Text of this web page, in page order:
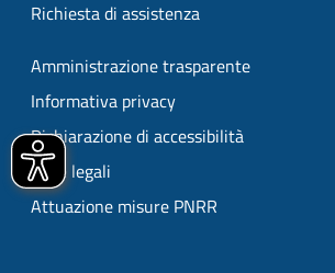
Richiesta di assistenza
Amministrazione trasparente
Informativa privacy
Dichiarazione di accessibilità
Note legali
Attuazione misure PNRR